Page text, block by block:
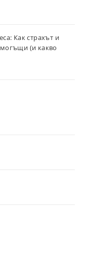
Как страхът и
(и какво